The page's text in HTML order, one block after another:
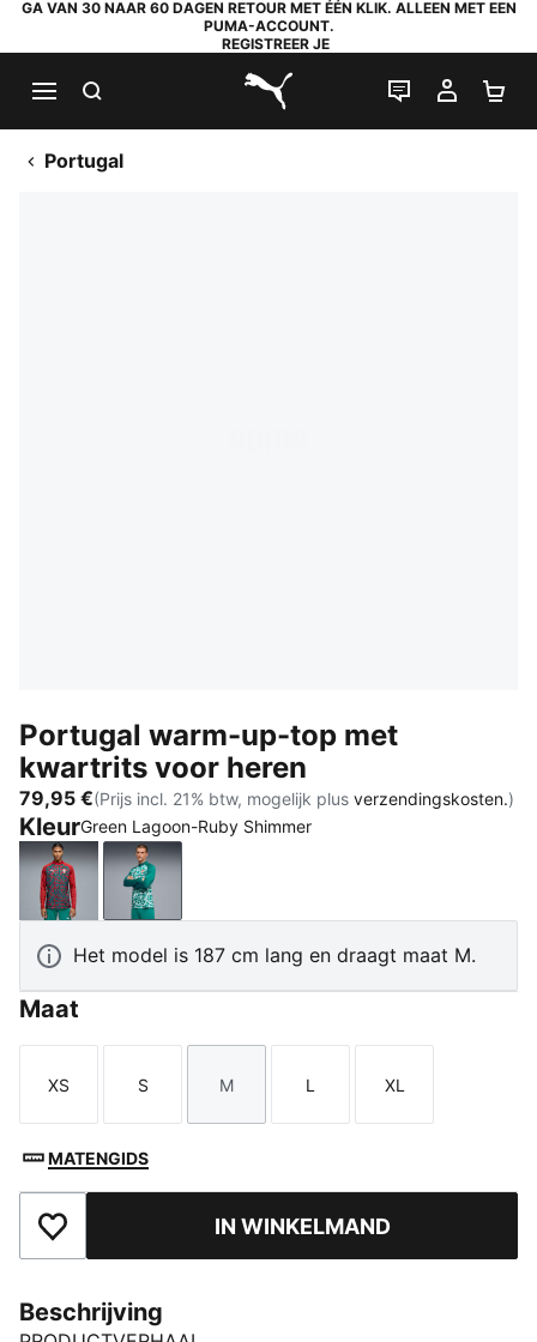
GA VAN 30 NAAR 60 DAGEN RETOUR MET ÉÉN KLIK. ALLEEN MET EEN
PUMA-ACCOUNT.
REGISTREER JE
PUMA.com
LIVE CHAT
MIJN
Portugal
Portugal warm-up-top met
kwartrits voor heren
79,95 €(Prijs incl. 21% btw, mogelijk plus verzendingskosten.)
KleurGreen Lagoon-Ruby Shimmer
Club Red-Green Lagoon
Green Lagoon-Ruby Shimmer
Het model is 187 cm lang en draagt maat M.
Maat
Maat
XS
Maat
S
Maat
M
Maat
L
Maat
XL
MATENGIDS
Toegevoegd aan favorietenIN WINKELMAND
Beschrijving